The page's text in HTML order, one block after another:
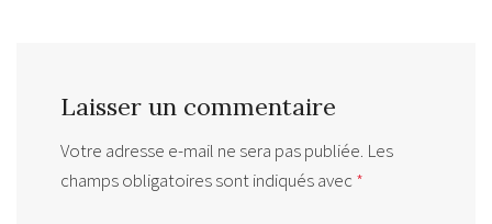
Laisser un commentaire
Votre adresse e-mail ne sera pas publiée. Les
champs obligatoires sont indiqués avec*